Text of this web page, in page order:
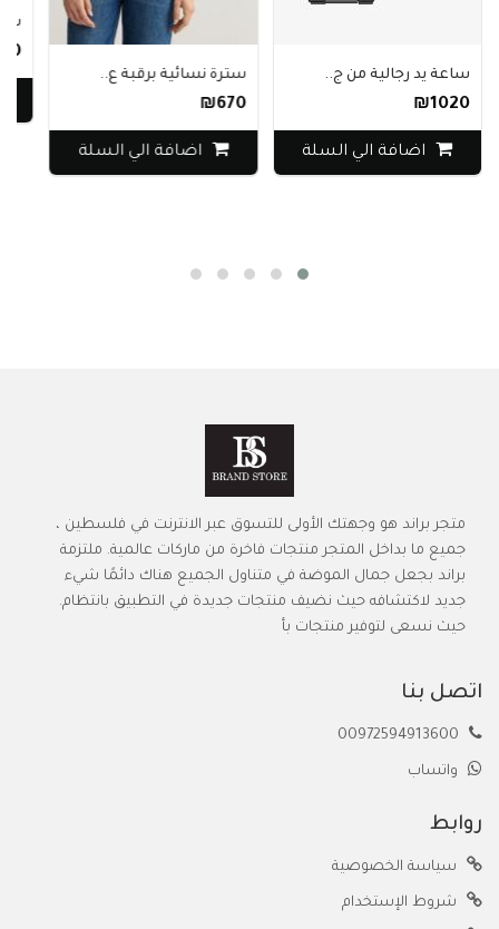
رجالية من ج..
الي السلة
سترة نسائية برقبة ع..
اضافة الي السلة
سترة underarmour لل..
متجر براند هو وجهتك الأولى للتسوق عبر الانترنت في فلسطين ،
جميع ما بداخل المتجر منتجات فاخرة من ماركات عالمية. ملتزمة
براند بجعل جمال الموضة في متناول الجميع هناك دائمًا شيء
جديد لاكتشافه حيث نضيف منتجات جديدة في التطبيق بانتظام.
حيث نسعى لتوفير منتجات بأ
اتصل بنا
واتساب
روابط
سياسة الخصوصية
شروط الإستخدام